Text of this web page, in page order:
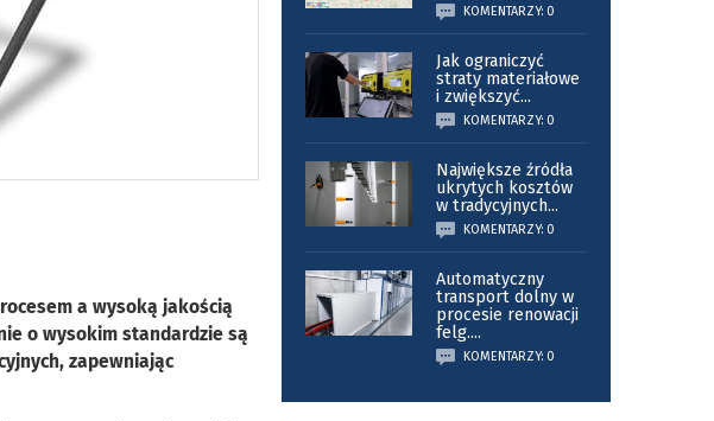
a wysoką jakością
o wysokim standardzie są
zapewniając
KOMENTARZY: 0
Jak ograniczyć
straty materiałowe
i zwiększyć...
KOMENTARZY: 0
Największe źródła
ukrytych kosztów
w tradycyjnych...
KOMENTARZY: 0
Automatyczny
transport dolny w
procesie renowacji
felg....
KOMENTARZY: 0